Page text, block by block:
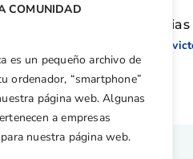
COMUNIDAD
es un pequeño archivo de
ordenador, “smartphone”
página web. Algunas
a empresas
nuestra página web.
Otras noticias